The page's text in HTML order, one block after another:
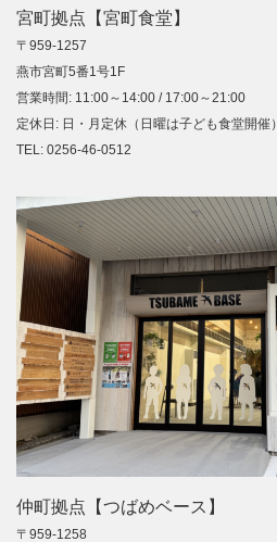
宮町拠点【宮町食堂】
〒959-1257
燕市宮町5番1号1F
営業時間: 11:00～14:00 / 17:00～21:00
定休日: 日・月定休（日曜は子ども食堂開催）
TEL: 0256-46-0512
仲町拠点【つばめベース】
〒959-1258